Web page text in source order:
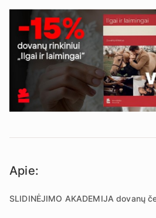
Apie:
SLIDINĖJIMO AKADEMIJA dovanų